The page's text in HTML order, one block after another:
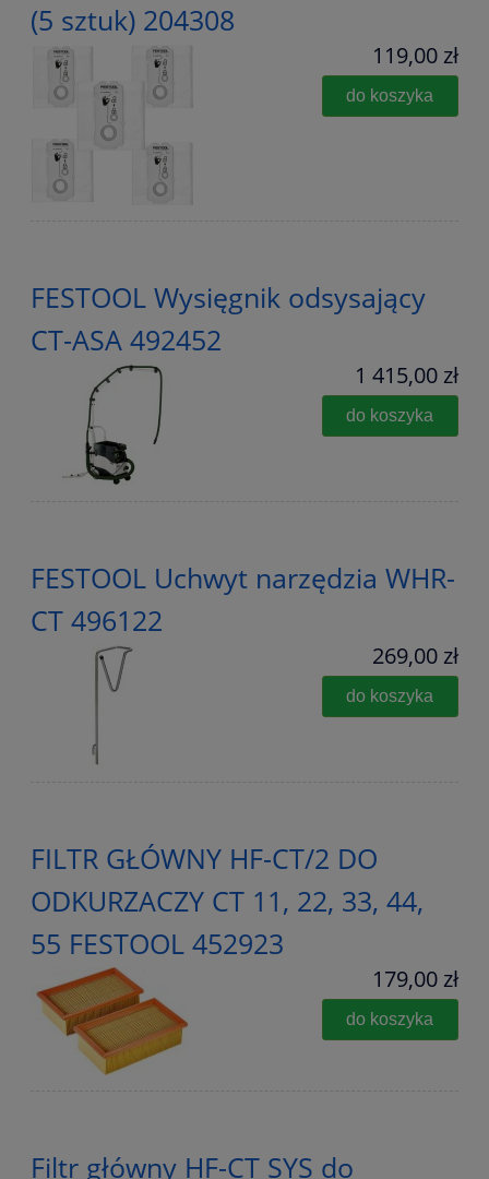
(5 sztuk) 204308
119,00 zł
do koszyka
FESTOOL Wysięgnik odsysający
CT-ASA 492452
1 415,00 zł
do koszyka
FESTOOL Uchwyt narzędzia WHR-
CT 496122
269,00 zł
do koszyka
FILTR GŁÓWNY HF-CT/2 DO
ODKURZACZY CT 11, 22, 33, 44,
55 FESTOOL 452923
179,00 zł
do koszyka
Filtr główny HF-CT SYS do